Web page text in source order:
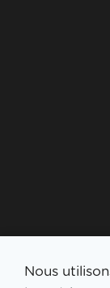
Nous